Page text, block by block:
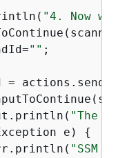
"4. Now we
"" ;
=
"The
e) {
"SSM